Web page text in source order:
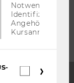
Notwendig zur
Identifizierung
Angehörige/r für
Kursanmeldung.